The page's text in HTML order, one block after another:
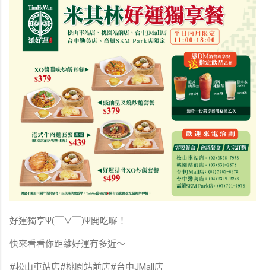
好運獨享Ψ(￣∀￣)Ψ開吃囉！
快來看看你距離好運有多近～
#松山車站店#桃園站前店#台中JMall店